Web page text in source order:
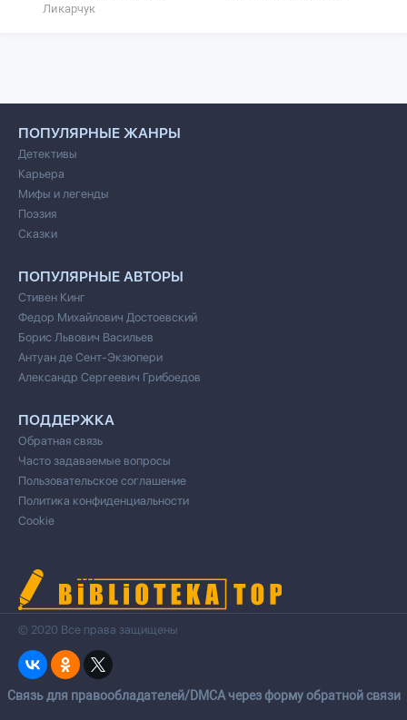
Ликарчук
ПОПУЛЯРНЫЕ ЖАНРЫ
Детективы
Карьера
Мифы и легенды
Поэзия
Сказки
ПОПУЛЯРНЫЕ АВТОРЫ
Стивен Кинг
Федор Михайлович Достоевский
Борис Львович Васильев
Антуан де Сент-Экзюпери
Александр Сергеевич Грибоедов
ПОДДЕРЖКА
Обратная связь
Часто задаваемые вопросы
Пользовательское соглашение
Политика конфиденциальности
Cookie
© 2020 Все права защищены
Cвязь для правообладателей/DMCA через форму обратной связи